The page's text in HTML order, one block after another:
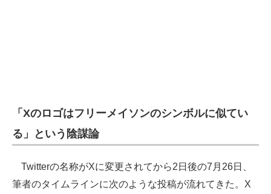
「Xのロゴはフリーメイソンのシンボルに似てい
る」という陰謀論
Twitterの名称がXに変更されてから2日後の7月26日、
筆者のタイムラインに次のような投稿が流れてきた。X